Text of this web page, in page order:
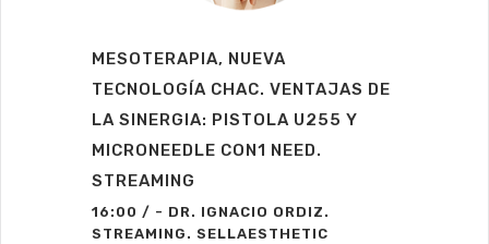
MESOTERAPIA, NUEVA
TECNOLOGÍA CHAC. VENTAJAS DE
LA SINERGIA: PISTOLA U255 Y
MICRONEEDLE CON1 NEED.
STREAMING
16:00 / - DR. IGNACIO ORDIZ.
STREAMING. SELLAESTHETIC